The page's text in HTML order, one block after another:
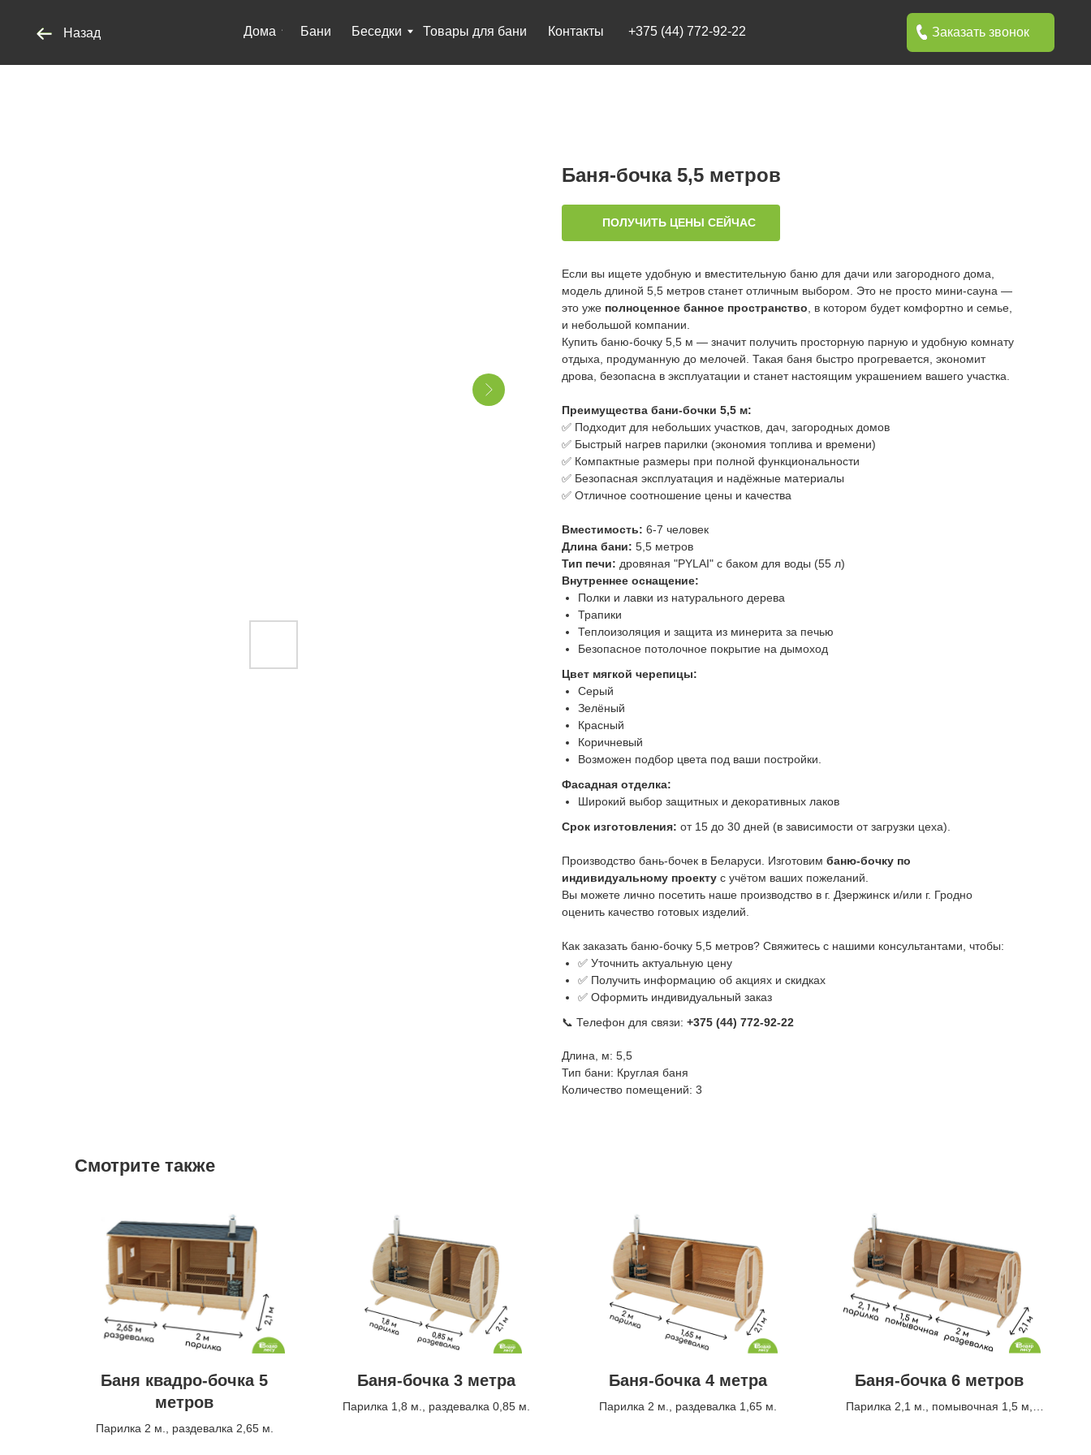
Заказать звонок
Контакты +375 (44) 772-92-22
Товары для бани
Беседки
Бани
Дома
Назад
Баня-бочка 5,5 метров
ПОЛУЧИТЬ ЦЕНЫ СЕЙЧАС
Если вы ищете удобную и вместительную баню для дачи или загородного дома,
модель длиной 5,5 метров станет отличным выбором. Это не просто мини-сауна —
это уже полноценное банное пространство , в котором будет комфортно и семье,
и небольшой компании.
Купить баню-бочку 5,5 м — значит получить просторную парную и удобную комнату
отдыха, продуманную до мелочей. Такая баня быстро прогревается, экономит
дрова, безопасна в эксплуатации и станет настоящим украшением вашего участка.
Преимущества бани-бочки 5,5 м:
✅ Подходит для небольших участков, дач, загородных домов
✅ Быстрый нагрев парилки (экономия топлива и времени)
✅ Компактные размеры при полной функциональности
✅ Безопасная эксплуатация и надёжные материалы
✅ Отличное соотношение цены и качества
Вместимость: 6-7 человек
Длина бани: 5,5 метров
Тип печи: дровяная "PYLAI" с баком для воды (55 л)
Внутреннее оснащение:
Полки и лавки из натурального дерева
Трапики
Теплоизоляция и защита из минерита за печью
Безопасное потолочное покрытие на дымоход
Цвет мягкой черепицы:
Серый
Зелёный
Красный
Коричневый
Возможен подбор цвета под ваши постройки.
Фасадная отделка:
Широкий выбор защитных и декоративных лаков
Срок изготовления: от 15 до 30 дней (в зависимости от загрузки цеха).
Производство бань-бочек в Беларуси. Изготовим баню-бочку по
индивидуальному проекту с учётом ваших пожеланий.
Вы можете лично посетить наше производство в г. Дзержинск и/или г. Гродно
оценить качество готовых изделий.
Как заказать баню-бочку 5,5 метров? Свяжитесь с нашими консультантами, чтобы:
✅ Уточнить актуальную цену
✅ Получить информацию об акциях и скидках
✅ Оформить индивидуальный заказ
📞 Телефон для связи: +375 (44) 772-92-22
Длина, м: 5,5
Тип бани: Круглая баня
Количество помещений: 3
Смотрите также
Баня квадро-бочка 5
метров
Парилка 2 м., раздевалка 2,65 м.
Баня-бочка 3 метра
Парилка 1,8 м., раздевалка 0,85 м.
Баня-бочка 4 метра
Парилка 2 м., раздевалка 1,65 м.
Баня-бочка 6 метров
Парилка 2,1 м., помывочная 1,5 м,